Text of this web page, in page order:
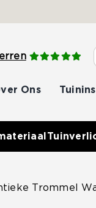
Ons
Trommel